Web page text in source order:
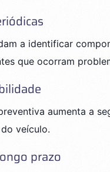
a identificar
que ocorram
aumenta a
veículo.
prazo